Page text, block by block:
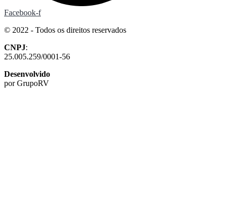
Facebook-f
© 2022 - Todos os direitos reservados
CNPJ:
25.005.259/0001-56
Desenvolvido
por GrupoRV